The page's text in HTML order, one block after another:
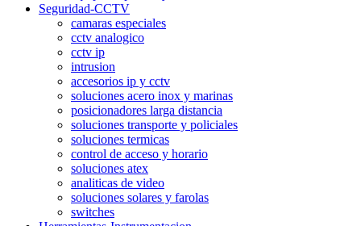
Seguridad-CCTV
camaras especiales
cctv analogico
cctv ip
intrusion
accesorios ip y cctv
soluciones acero inox y marinas
posicionadores larga distancia
soluciones transporte y policiales
soluciones termicas
control de acceso y horario
soluciones atex
analiticas de video
soluciones solares y farolas
switches